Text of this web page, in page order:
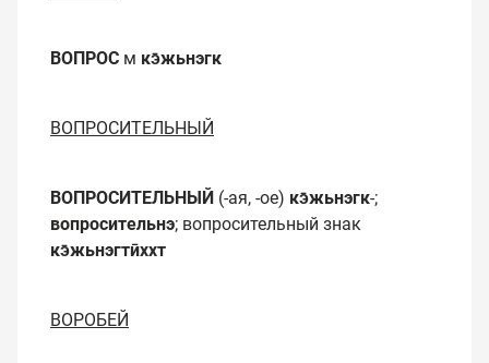
ВОПРОС м кэ̄жьнэгк
ВОПРОСИТЕЛЬНЫЙ
ВОПРОСИТЕЛЬНЫЙ (-ая, -ое) кэ̄жьнэгк-;
вопросительнэ; вопросительный знак
кэ̄жьнэгтӣххт
ВОРОБЕЙ